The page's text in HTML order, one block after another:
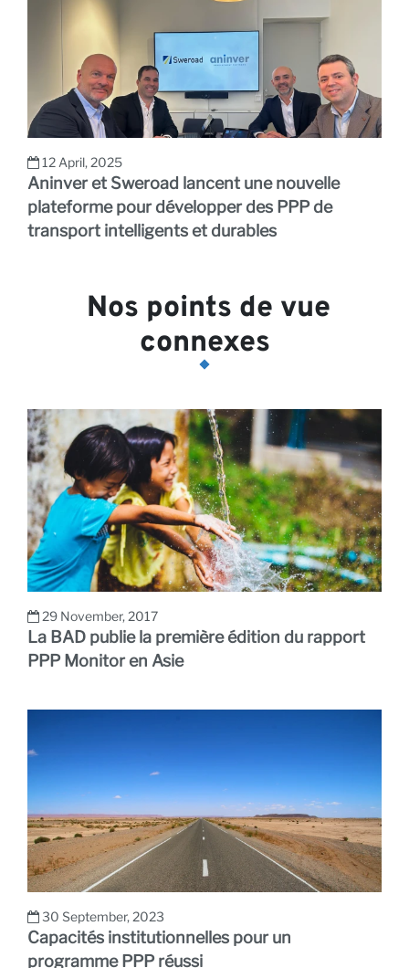
12 April, 2025
Aninver et Sweroad lancent une nouvelle
plateforme pour développer des PPP de
transport intelligents et durables
Nos points de vue
connexes
29 November, 2017
La BAD publie la première édition du rapport
PPP Monitor en Asie
30 September, 2023
Capacités institutionnelles pour un
programme PPP réussi